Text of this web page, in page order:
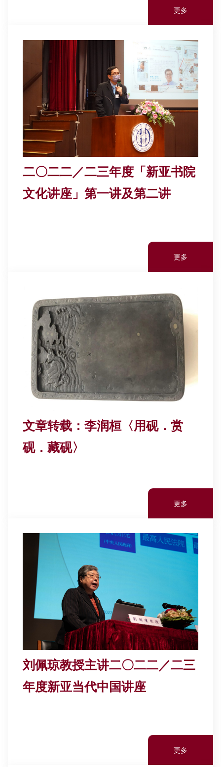
更多
二〇二二／二三年度「新亚书院
文化讲座」第一讲及第二讲
更多
文章转载：李润桓〈用砚．赏
砚．藏砚〉
更多
刘佩琼教授主讲二〇二二／二三
年度新亚当代中国讲座
更多